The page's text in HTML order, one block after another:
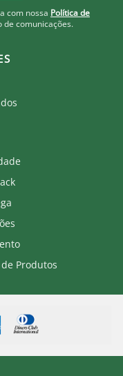
com nossa Política de
de comunicações.
Produtos